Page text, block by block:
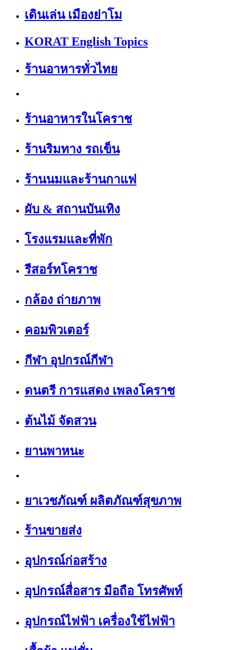
เดินเล่น เมืองย่าโม
KORAT English Topics
ร้านอาหารทั่วไทย
ร้านอาหารในโคราช
ร้านริมทาง รถเข็น
ร้านนมและร้านกาแฟ
ผับ & สถานบันเทิง
โรงแรมและที่พัก
รีสอร์ทโคราช
กล้อง ถ่ายภาพ
คอมพิวเตอร์
กีฬา อุปกรณ์กีฬา
ดนตรี การแสดง เพลงโคราช
ต้นไม้ จัดสวน
ยานพาหนะ
ยาเวชภัณฑ์ ผลิตภัณฑ์สุขภาพ
ร้านขายส่ง
อุปกรณ์ก่อสร้าง
อุปกรณ์สื่อสาร มือถือ โทรศัพท์
อุปกรณ์ไฟฟ้า เครื่องใช้ไฟฟ้า